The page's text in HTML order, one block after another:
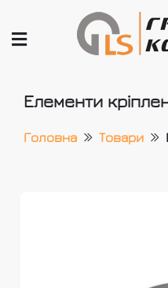
Елементи
Головна Товари